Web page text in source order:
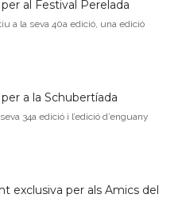
al Festival Perelada
a la seva 40a edició, una edició
a la Schubertíada
34a edició i l’edició d’enguany
exclusiva per als Amics del